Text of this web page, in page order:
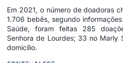
Em 2021, o número de doadoras
1.706 bebês, segundo
Saúde, foram feitas 285
Senhora de Lourdes; 33 no
domicílio.